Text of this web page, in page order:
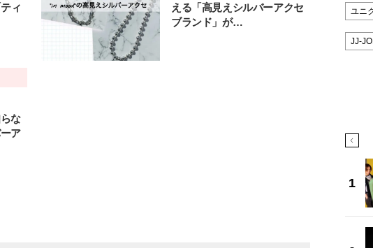
ィ
える「高見えシルバーアクセ
ブランド」が…
な
ア
ユニ
JJ-